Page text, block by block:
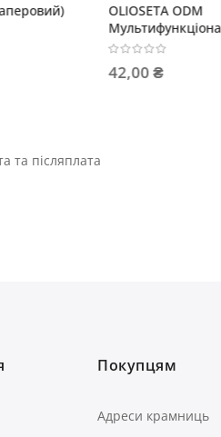
OLIOSETA ODM
Мультифункціональний крем для
волосся Все в одному
та післяплата
Покупцям
Адреси крамниць